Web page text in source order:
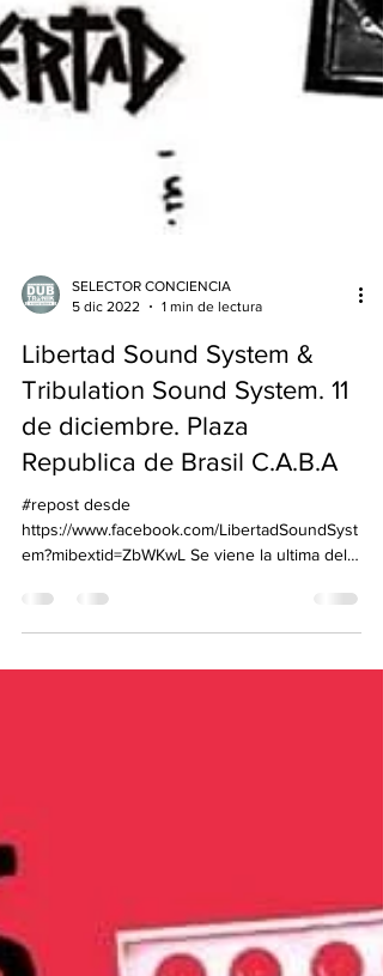
SELECTOR CONCIENCIA
5 dic 2022
1 min de lectura
Libertad Sound System &
de diciembre. Plaza
Republica de Brasil C.A.B.A
#repost desde